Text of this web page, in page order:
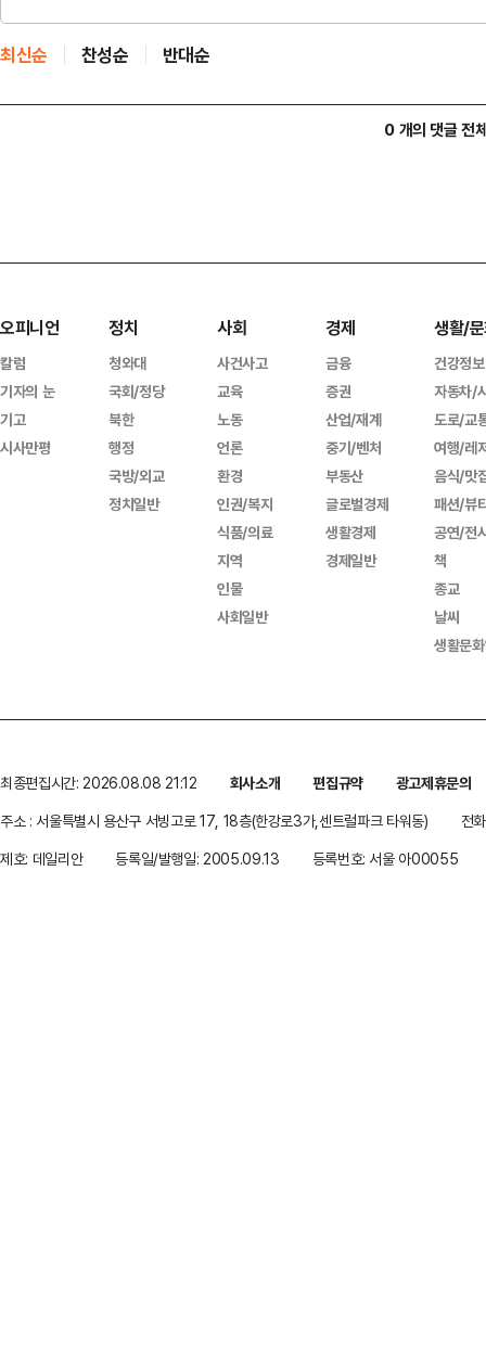
최신순 찬성순 반대순
0 개의 댓글 전
오피니언
칼럼
기자의 눈
기고
시사만평
정치
청와대
국회/정당
북한
행정
국방/외교
정치일반
사회
사건사고
교육
노동
언론
환경
인권/복지
식품/의료
지역
인물
사회일반
경제
금융
증권
산업/재계
중기/벤처
부동산
글로벌경제
생활경제
경제일반
생활/
건강정보
자동차/
도로/교
여행/레
음식/맛
패션/뷰
공연/전
책
종교
날씨
생활문
최종편집시간: 2026.08.08 21:12 회사소개 편집규약
광고제휴문의
주소 : 서울특별시 용산구 서빙고로 17, 18층(한강로3가,센트럴파크 타워동)
전
제호: 데일리안
등록일/발행일: 2005.09.13 등록번호: 서울 아00055